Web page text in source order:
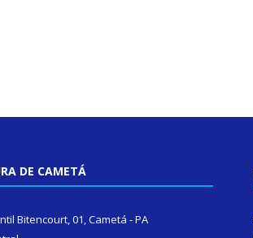
DE CAMETÁ
Bitencourt, 01, Cametá - PA